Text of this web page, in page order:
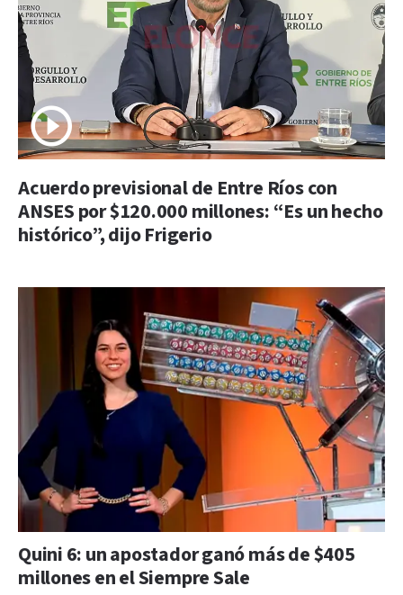
Acuerdo previsional de Entre Ríos con
ANSES por $120.000 millones: “Es un hecho
histórico”, dijo Frigerio
Quini 6: un apostador ganó más de $405
millones en el Siempre Sale